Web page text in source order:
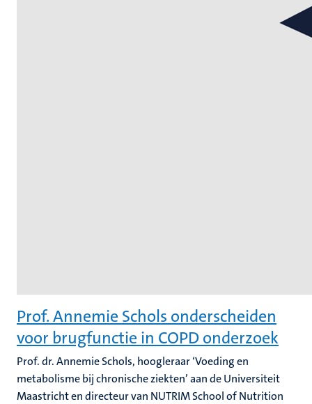
Prof. Annemie Schols onderscheiden
voor brugfunctie in COPD onderzoek
Prof. dr. Annemie Schols, hoogleraar ‘Voeding en
metabolisme bij chronische ziekten’ aan de Universiteit
Maastricht en directeur van NUTRIM School of Nutrition